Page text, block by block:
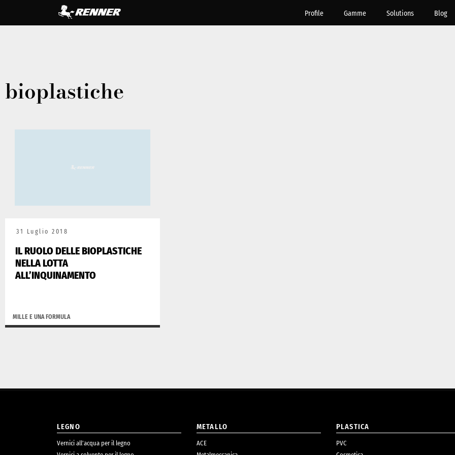
Profile Gamme Solutions Blog
bioplastiche
31 Luglio 2018
IL RUOLO DELLE BIOPLASTICHE
NELLA LOTTA
ALL’INQUINAMENTO
MILLE E UNA FORMULA
LEGNO
Vernici all’acqua per il legno
METALLO
ACE
PLASTICA
PVC